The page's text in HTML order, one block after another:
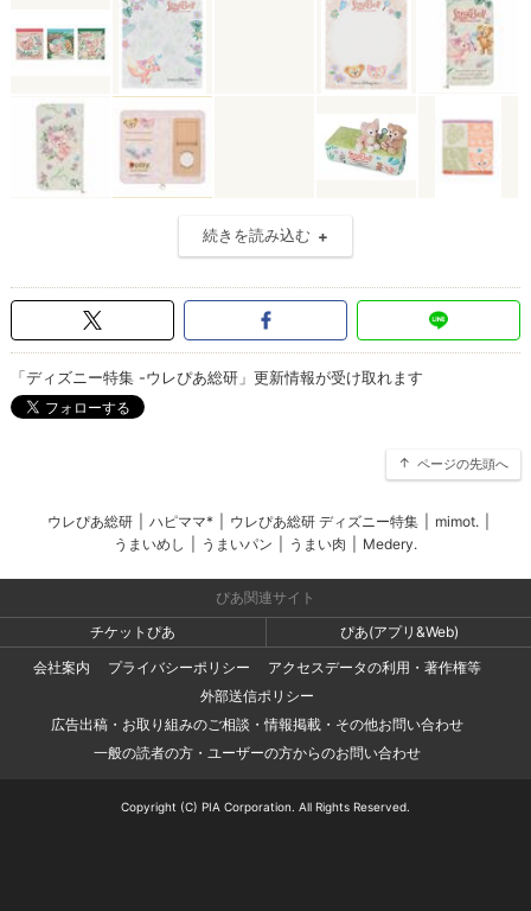
続きを読み込む
「ディズニー特集 -ウレぴあ総研」更新情報が受け取れます
ページの先頭へ
ウレぴあ総研 ハピママ* ウレぴあ総研 ディズニー特集 mimot.
うまいめし
うまいパン うまい肉 Medery.
ぴあ関連サイト
チケットぴあ
ぴあ(アプリ&Web)
会社案内
プライバシーポリシー
アクセスデータの利用・著作権等
外部送信ポリシー
広告出稿・お取り組みのご相談・情報掲載・その他お問い合わせ
一般の読者の方・ユーザーの方からのお問い合わせ
Copyright (C) PIA Corporation. All Rights Reserved.